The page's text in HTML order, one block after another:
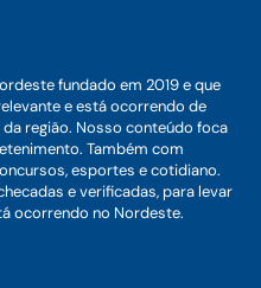
fundado em 2019 e que
e está ocorrendo de
região. Nosso conteúdo foca
Também com
esportes e cotidiano.
e verificadas, para levar
ocorrendo no Nordeste.